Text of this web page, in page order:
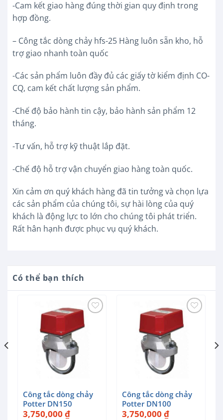
-Cam kết giao hàng đúng thời gian quy định trong
hợp đồng.
– Công tắc dòng chảy hfs-25 Hàng luôn sẵn kho, hỗ
trợ giao nhanh toàn quốc
-Các sản phẩm luôn đầy đủ các giấy tờ kiểm định CO-
CQ, cam kết chất lượng sản phẩm.
-Chế độ bảo hành tin cậy, bảo hành sản phẩm 12
tháng.
-Tư vấn, hỗ trợ kỹ thuật lắp đặt.
-Chế độ hỗ trợ vận chuyển giao hàng toàn quốc.
Xin cảm ơn quý khách hàng đã tin tưởng và chọn lựa
các sản phẩm của chúng tôi, sự hài lòng của quý
khách là động lực to lớn cho chúng tôi phát triển.
Rất hân hạnh được phục vụ quý khách.
Có thể bạn thích
Công tắc dòng chảy
Potter DN150
3,750,000 ₫
Công tắc dòng chảy
Potter DN100
3,750,000 ₫